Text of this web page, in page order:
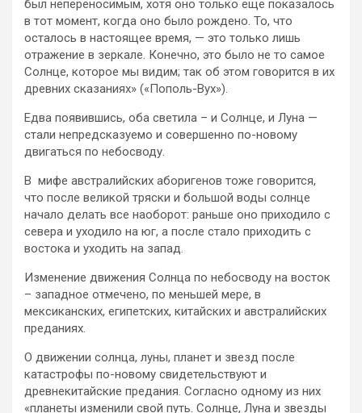
был непереносимым, хотя оно только еще показалось
в тот момент, когда оно было рождено. То, что
осталось в настоящее время, — это только лишь
отражение в зеркале. Конечно, это было не то самое
Солнце, которое мы видим; так об этом говорится в их
древних сказаниях» («Пополь-Вух»).
Едва появившись, оба светила – и Солнце, и Луна —
стали непредсказуемо и совершенно по-новому
двигаться по небосводу.
В мифе австралийских аборигенов тоже говорится,
что после великой тряски и большой воды солнце
начало делать все наоборот: раньше оно приходило с
севера и уходило на юг, а после стало приходить с
востока и уходить на запад.
Изменение движения Солнца по небосводу на восток
– западное отмечено, по меньшей мере, в
мексиканских, египетских, китайских и австралийских
преданиях.
О движении солнца, луны, планет и звезд после
катастрофы по-новому свидетельствуют и
древнекитайские предания. Согласно одному из них
«планеты изменили свой путь. Солнце, Луна и звезды